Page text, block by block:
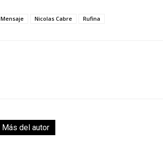
Mensaje Nicolas Cabre Rufina
Más del autor